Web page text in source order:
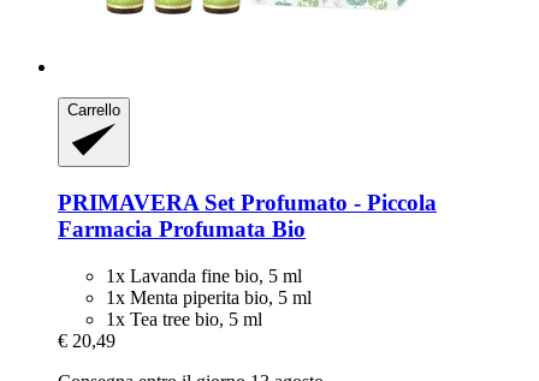
Carrello
PRIMAVERA Set Profumato -​ Piccola
Farmacia Profumata Bio
1x Lavanda fine bio, 5 ml
1x Menta piperita bio, 5 ml
1x Tea tree bio, 5 ml
€ 20,49